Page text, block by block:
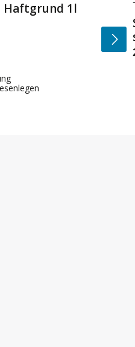
Haftgrund 1l